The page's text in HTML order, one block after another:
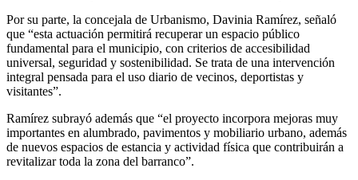
Por su parte, la concejala de Urbanismo, Davinia Ramírez, señaló
que “esta actuación permitirá recuperar un espacio público
fundamental para el municipio, con criterios de accesibilidad
universal, seguridad y sostenibilidad. Se trata de una intervención
integral pensada para el uso diario de vecinos, deportistas y
visitantes”.
Ramírez subrayó además que “el proyecto incorpora mejoras muy
importantes en alumbrado, pavimentos y mobiliario urbano, además
de nuevos espacios de estancia y actividad física que contribuirán a
revitalizar toda la zona del barranco”.